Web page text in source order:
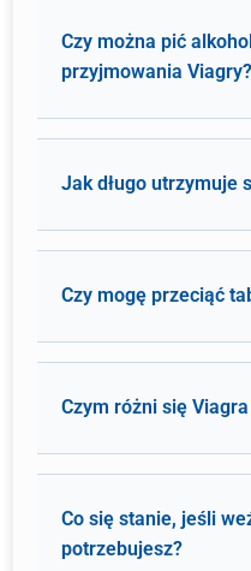
Czy można pić
przyjmowania Viagry?
Jak długo utrzymuje
Czy mogę przeciąć
Czym różni się
Co się stanie, jeśli
potrzebujesz?